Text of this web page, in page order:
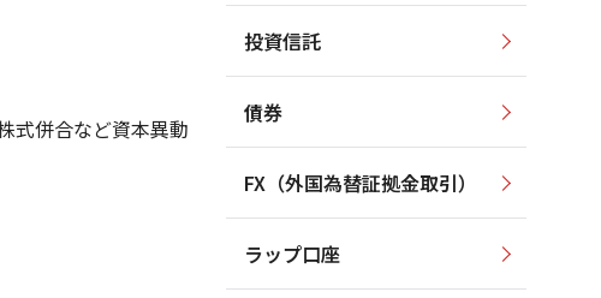
1,000
式併合など資本異動
投資信託
債券
FX（外国為替証拠金取引）
ラップ口座